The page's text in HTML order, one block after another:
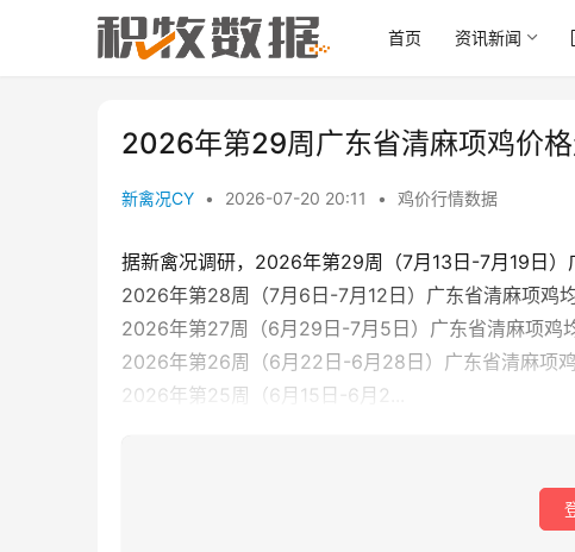
首页 资讯新闻
2026年第29周广东省清麻项鸡价
新禽况CY • 2026-07-20 20:11 • 鸡价行情数据
据新禽况调研，2026年第29周（7月13日-7月19日
2026年第28周（7月6日-7月12日）广东省清麻项鸡均
2026年第27周（6月29日-7月5日）广东省清麻项鸡
2026年第26周（6月22日-6月28日）广东省清麻项鸡
2026年第25周（6月15日-6月2...